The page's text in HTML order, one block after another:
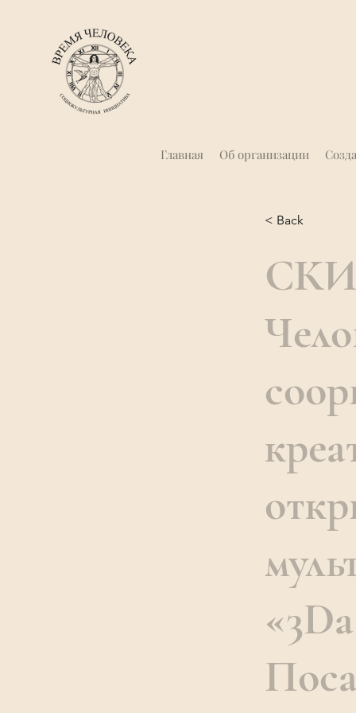
Главная Об организации
< Back
СКИ